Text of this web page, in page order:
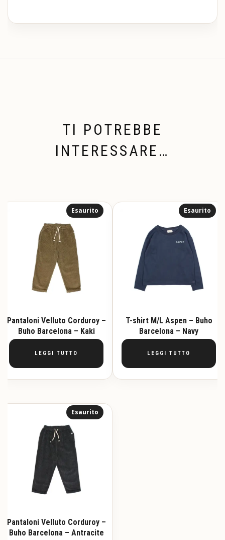
TI POTREBBE
INTERESSARE…
Pantaloni Velluto Corduroy –
Buho Barcelona – Kaki
Esaurito
LEGGI TUTTO
T-shirt M/L Aspen – Buho
Barcelona – Navy
Esaurito
LEGGI TUTTO
Pantaloni Velluto Corduroy –
Buho Barcelona – Antracite
Esaurito